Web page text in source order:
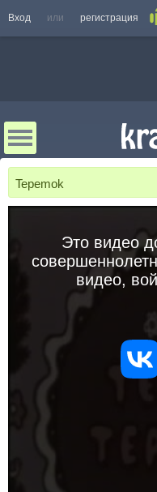
Вход или регистрация
Tepemok
Это видео
видео,